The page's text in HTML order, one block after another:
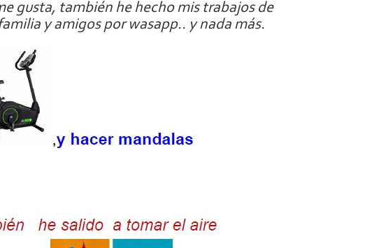
gusta, también he hecho mis trabajos de
y amigos por wasapp.. y nada más.